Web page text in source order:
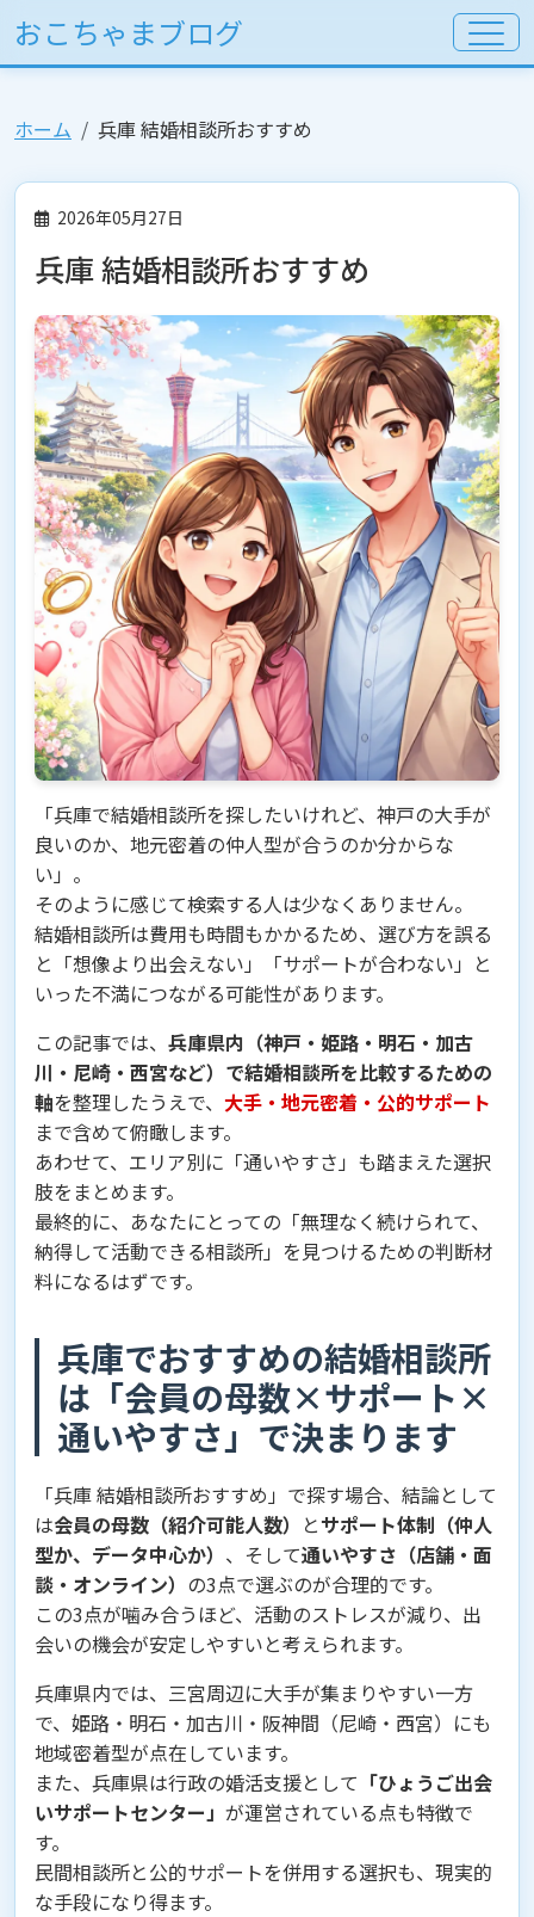
おこちゃまブログ
ホーム 兵庫 結婚相談所おすすめ
2026年05月27日
兵庫 結婚相談所おすすめ
「兵庫で結婚相談所を探したいけれど、神戸の大手が
良いのか、地元密着の仲人型が合うのか分からな
い」。
そのように感じて検索する人は少なくありません。
結婚相談所は費用も時間もかかるため、選び方を誤る
と「想像より出会えない」「サポートが合わない」と
いった不満につながる可能性があります。
この記事では、 兵庫県内（神戸・姫路・明石・加古
川・尼崎・西宮など）で結婚相談所を比較するための
軸を整理したうえで、 大手・地元密着・公的サポート
まで含めて俯瞰します。
あわせて、エリア別に「通いやすさ」も踏まえた選択
肢をまとめます。
最終的に、あなたにとっての「無理なく続けられて、
納得して活動できる相談所」を見つけるための判断材
料になるはずです。
兵庫でおすすめの結婚相談所
は「会員の母数×サポート×
通いやすさ」で決まります
「兵庫 結婚相談所おすすめ」で探す場合、結論として
は会員の母数（紹介可能人数） とサポート体制（仲人
型か、データ中心か） 、そして通いやすさ（店舗・面
談・オンライン） の3点で選ぶのが合理的です。
この3点が噛み合うほど、活動のストレスが減り、出
会いの機会が安定しやすいと考えられます。
兵庫県内では、三宮周辺に大手が集まりやすい一方
で、姫路・明石・加古川・阪神間（尼崎・西宮）にも
地域密着型が点在しています。
また、兵庫県は行政の婚活支援として 「ひょうご出会
いサポートセンター」 が運営されている点も特徴で
す。
民間相談所と公的サポートを併用する選択も、現実的
な手段になり得ます。